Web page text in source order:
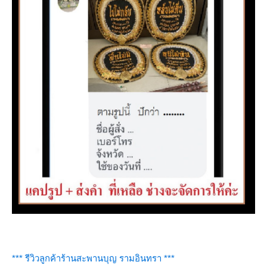
*** รีวิวลูกค้าร้านสะพานบุญ รามอินทรา ***